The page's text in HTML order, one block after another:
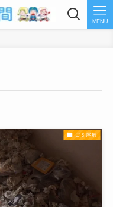
MENU
ゴミ屋敷